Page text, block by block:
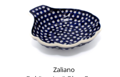
Zaliano